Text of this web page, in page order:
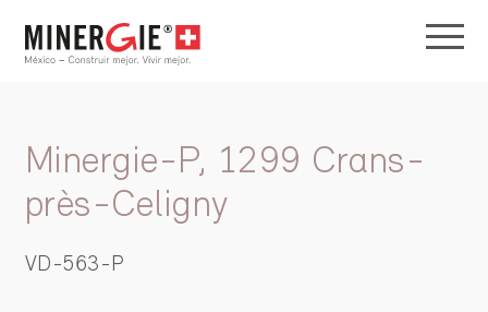
Minergie-P, 1299 Crans-
près-Celigny
VD-563-P